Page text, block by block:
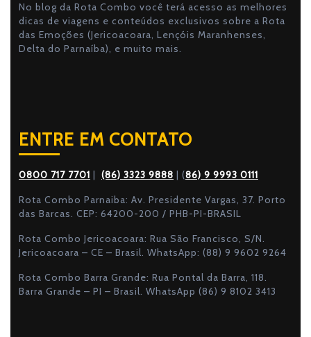
No blog da Rota Combo você terá acesso as melhores
dicas de viagens e conteúdos exclusivos sobre a Rota
das Emoções (Jericoacoara, Lençóis Maranhenses,
Delta do Parnaíba), e muito mais.
ENTRE EM CONTATO
0800 717 7701 (86) 3323 9888 | (86) 9 9993 0111
Rota Combo Parnaiba: Av. Presidente Vargas, 37. Porto
das Barcas. CEP: 64200-200 / PHB-PI-BRASIL
Rota Combo Jericoacoara: Rua São Francisco, S/N.
Jericoacoara – CE – Brasil. WhatsApp: (88) 9 9602 9264
Rota Combo Barra Grande: Rua Pontal da Barra, 118.
Barra Grande – PI – Brasil. WhatsApp (86) 9 8102 3413